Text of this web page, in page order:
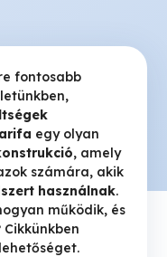
fontosabb
egy olyan
, amely
számára, akik
használnak.
működik, és